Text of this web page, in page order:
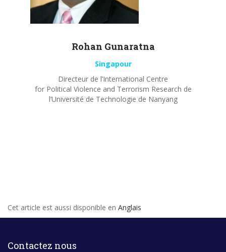
Rohan Gunaratna
Singapour
Directeur de l’International Centre
for Political Violence and Terrorism Research de
l’Université de Technologie de Nanyang
Cet article est aussi disponible en Anglais
Contactez nous